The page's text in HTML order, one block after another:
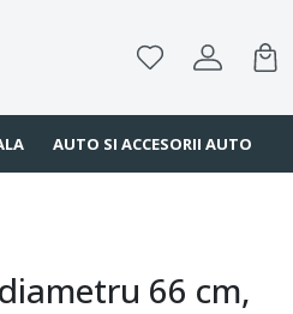
AUTO SI ACCESORII AUTO
66 cm,